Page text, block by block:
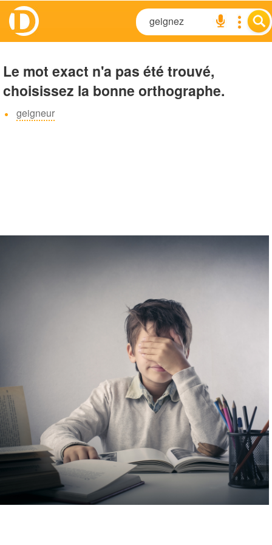
Le mot exact n'a pas été trouvé,
choisissez la bonne orthographe.
geigneur